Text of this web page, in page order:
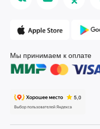
Мы принимаем к оплате